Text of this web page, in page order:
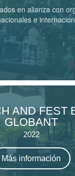
en alianza con
e
AND FEST
GLOBANT
2022
Más información